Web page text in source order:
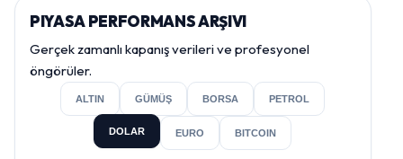
PIYASA PERFORMANS ARŞIVI
Gerçek zamanlı kapanış verileri ve profesyonel
öngörüler.
ALTIN GÜMÜŞ BORSA PETROL
DOLAR EURO BITCOIN